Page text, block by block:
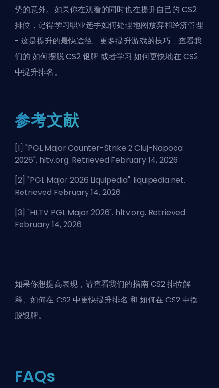
势的意外。如果你在观看的同时也在提升自己的CS2
排位 ，记得学习职业选手如何处理地图放弃和经济管理
- 这是提升的最快途径。更多提升游戏的技巧，查看我
们的如何摆脱 CS2 银牌 或者学习如何更快地在 CS2
中提升排名。
参考文献
[1] "PGL Major Counter-Strike 2 Cluj-Napoca
2026". hltv.org. Retrieved February 14, 2026
[2] "PGL Major 2026 Liquipedia". liquipedia.net.
Retrieved February 14, 2026
[3] "HLTV PGL Major 2026". hltv.org. Retrieved
February 14, 2026
如果你想提高表现，请查看我们的指南CS2 排位解
释、如何在 CS2 中更快提升排名 和如何在 CS2 中摆
脱银牌。
FAQs